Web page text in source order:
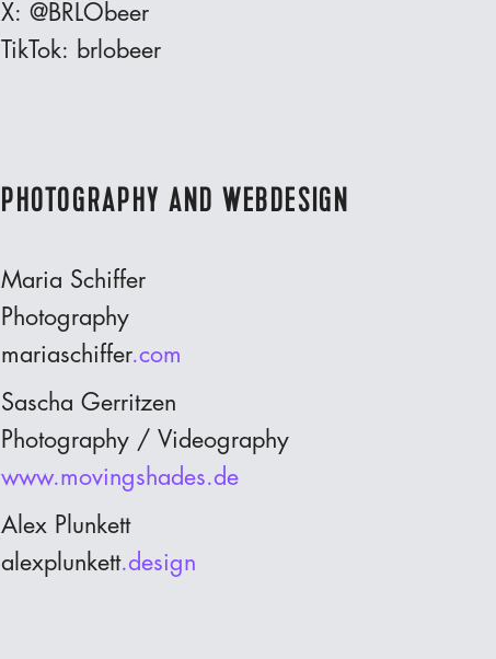
X: @BRLObeer
TikTok: brlobeer
PHOTOGRAPHY AND WEBDESIGN
Maria Schiffer
Photography
mariaschiffer.com
Sascha Gerritzen
Photography / Videography
‍www.movingshades.de
Alex Plunkett
alexplunkett.design